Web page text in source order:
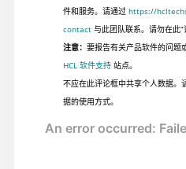
件和服务。请通过 https://
contact与此团队联系。请勿在此“
注意： 要报告有关产品软件的问题
HCL 软件支持站点。
不应在此评论框中共享个人数据。
据的使用方式。